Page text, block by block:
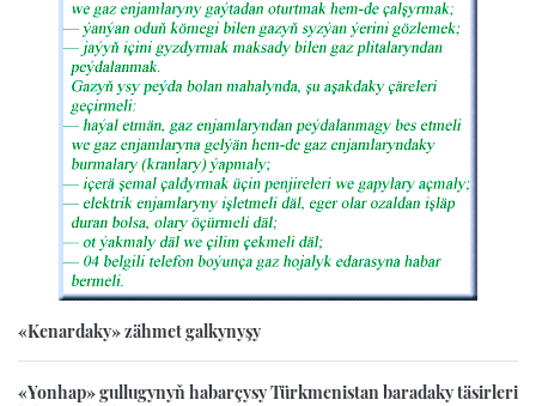
«Kenardaky» zähmet galkynyşy
«Yonhap» gullugynyň habarçysy Türkmenistan baradaky täsirleri